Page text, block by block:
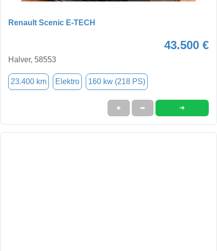
Renault Scenic E-TECH
43.500 €
Halver, 58553
23.400 km Elektro 160 kw (218 PS)
★ ➦ ➜